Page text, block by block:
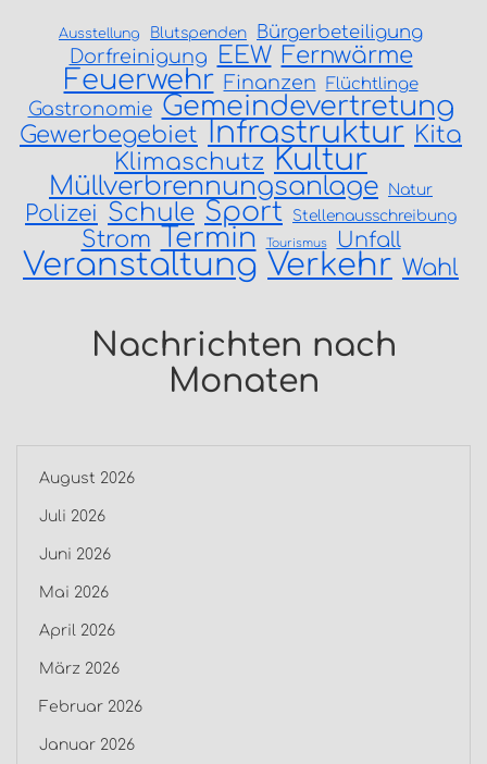
Ausstellung Blutspenden Bürgerbeteiligung
Dorfreinigung EEW Fernwärme
Feuerwehr Finanzen Flüchtlinge
Gastronomie Gemeindevertretung
Gewerbegebiet Infrastruktur Kita
Klimaschutz Kultur
Müllverbrennungsanlage Natur
Polizei Schule Sport Stellenausschreibung
Strom Termin Tourismus Unfall
Veranstaltung Verkehr Wahl
Nachrichten nach
Monaten
August 2026
Juli 2026
Juni 2026
Mai 2026
April 2026
März 2026
Februar 2026
Januar 2026